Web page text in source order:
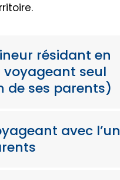
résidant en
voyageant seul
de ses parents)
avec l’un